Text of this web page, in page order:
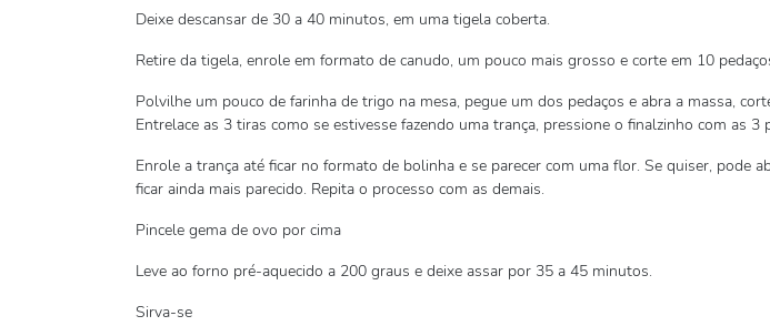
Deixe descansar de 30 a 40 minutos, em uma tigela coberta.
Retire da tigela, enrole em formato de canudo, um pouco mais grosso e corte em 10
Polvilhe um pouco de farinha de trigo na mesa, pegue um dos pedaços e abra a massa,
Entrelace as 3 tiras como se estivesse fazendo uma trança, pressione o finalzinho com as 3
Enrole a trança até ficar no formato de bolinha e se parecer com uma flor. Se quiser, pode
ficar ainda mais parecido. Repita o processo com as demais.
Pincele gema de ovo por cima
Leve ao forno pré-aquecido a 200 graus e deixe assar por 35 a 45 minutos.
Sirva-se